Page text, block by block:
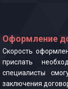
Оформление
Скорость
прислать
специалисты
заключения